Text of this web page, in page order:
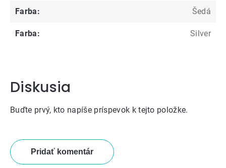
Farba: Šedá
Farba: Silver
Diskusia
Buďte prvý, kto napíše príspevok k tejto položke.
Pridať komentár